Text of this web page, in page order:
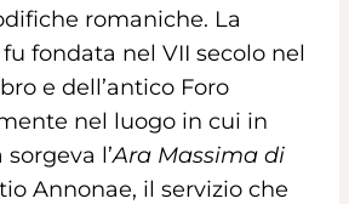
romaniche. La
fondata nel VII secolo nel
e dell’antico Foro
nel luogo in cui in
l’Ara Massima di
Annonae, il servizio che